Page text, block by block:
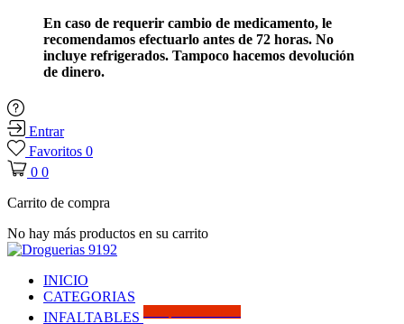
En caso de requerir cambio de medicamento, le
recomendamos efectuarlo antes de 72 horas. No
incluye refrigerados. Tampoco hacemos devolución
de dinero.
Entrar
Favoritos 0
0 0
Carrito de compra
No hay más productos en su carrito
INICIO
CATEGORIAS
INFALTABLES